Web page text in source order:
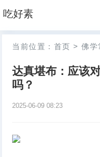
吃好素
网
站
月
当前位置： 首页 > 佛学
达真堪布：应该
吗？
2025-06-09 08:23